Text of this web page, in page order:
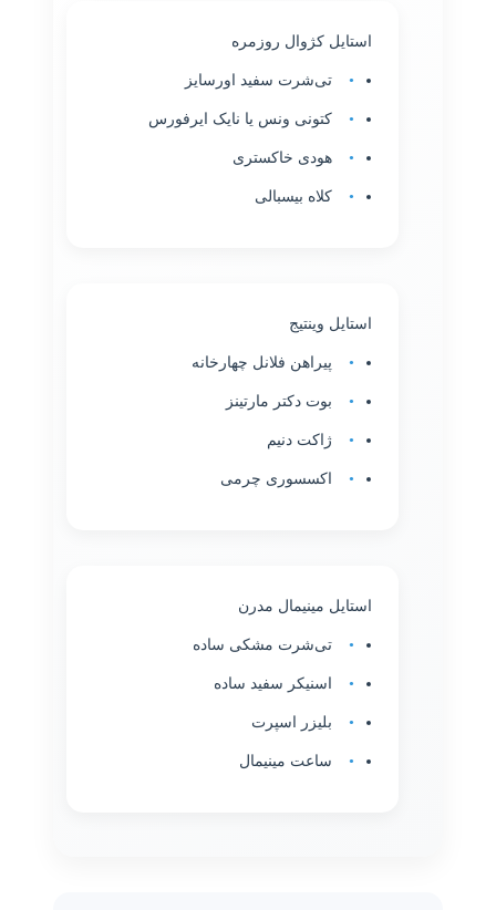
استایل کژوال روزمره
تی‌شرت سفید اورسایز
کتونی ونس یا نایک ایرفورس
هودی خاکستری
کلاه بیسبالی
استایل وینتیج
پیراهن فلانل چهارخانه
بوت دکتر مارتینز
ژاکت دنیم
اکسسوری چرمی
استایل مینیمال مدرن
تی‌شرت مشکی ساده
اسنیکر سفید ساده
بلیزر اسپرت
ساعت مینیمال